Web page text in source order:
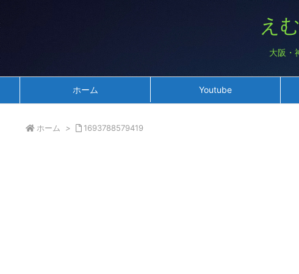
え
大阪・
ホーム Youtube
ホーム > 1693788579419